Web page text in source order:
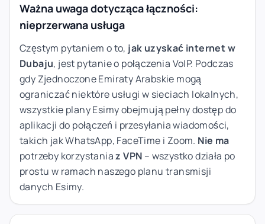
Ważna uwaga dotycząca łączności:
nieprzerwana usługa
Częstym pytaniem o to, jak uzyskać internet w
Dubaju, jest pytanie o połączenia VoIP. Podczas
gdy Zjednoczone Emiraty Arabskie mogą
ograniczać niektóre usługi w sieciach lokalnych,
wszystkie plany Esimy obejmują pełny dostęp do
aplikacji do połączeń i przesyłania wiadomości,
takich jak WhatsApp, FaceTime i Zoom. Nie ma
potrzeby korzystaniaz VPN – wszystko działa po
prostu w ramach naszego planu transmisji
danych Esimy.